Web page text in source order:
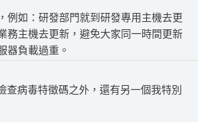
例如：研發部門就到研發專用主機去更
務主機去更新，避免大家同一時間更新
器負載過重。
查病毒特徵碼之外，還有另一個我特別